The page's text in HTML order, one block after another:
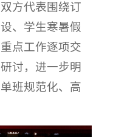
方代表围绕订
、学生寒暑假
点工作逐项交
讨，进一步明
班规范化、高